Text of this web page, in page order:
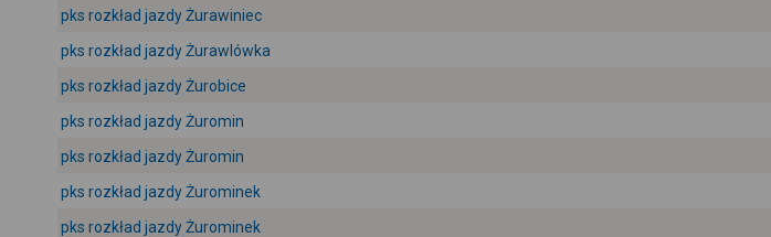
pks rozkład jazdy Żurawiniec
pks rozkład jazdy Żurawlówka
pks rozkład jazdy Żurobice
pks rozkład jazdy Żuromin
pks rozkład jazdy Żuromin
pks rozkład jazdy Żurominek
pks rozkład jazdy Żurominek